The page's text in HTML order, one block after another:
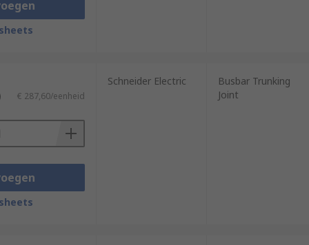
€ 287,60/eenheid
Schneider Electric
Busbar Trunking
Joint